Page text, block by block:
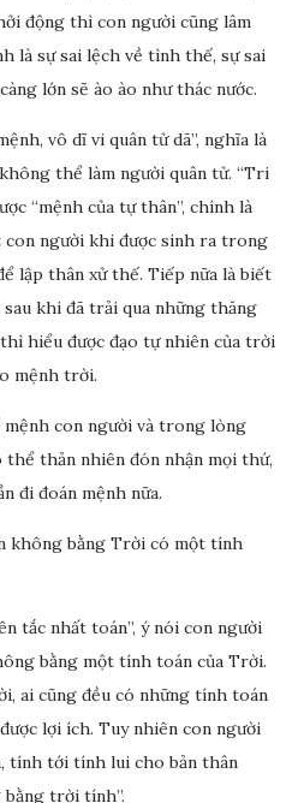
động thì con người cũng lâm
là sự sai lệch về tình thế, sự sai
lớn sẽ ào ào như thác nước.
vô dĩ vi quân tử dã”, nghĩa là
thể làm người quân tử. “Tri
“mệnh của tự thân”, chính là
con người khi được sinh ra trong
lập thân xử thế. Tiếp nữa là biết
khi đã trải qua những thăng
hiểu được đạo tự nhiên của trời
mệnh trời.
con người và trong lòng
thản nhiên đón nhận mọi thứ,
đi đoán mệnh nữa.
không bằng Trời có một tính
tắc nhất toán”, ý nói con người
bằng một tính toán của Trời.
ai cũng đều có những tính toán
lợi ích. Tuy nhiên con người
tính tới tính lui cho bản thân
trời tính”.